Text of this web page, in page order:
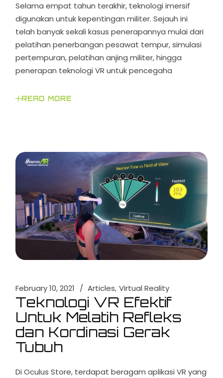
Selama empat tahun terakhir, teknologi imersif
digunakan untuk kepentingan militer. Sejauh ini
telah banyak sekali kasus penerapannya mulai dari
pelatihan penerbangan pesawat tempur, simulasi
pertempuran, pelatihan anjing militer, hingga
penerapan teknologi VR untuk pencegaha
READ MORE
February 10, 2021 Articles Virtual Reality
Teknologi VR Efektif
Untuk Melatih Refleks
dan Kordinasi Gerak
Tubuh
Di Oculus Store, terdapat beragam aplikasi VR yang